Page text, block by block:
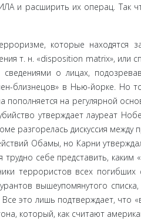
и расширить их операц. Так
ко­торые находятся
т. н. «disposition matrix», или
о лицах,
близнецов» в Нью-йорке. Но
на регулярной
утверж­дает лауреат
разгорелась дискуссия
Обамы, но Карни
себе представить,
террористов всех
вышеу­помянутого
Все это лишь подтверждает,
который, как считают